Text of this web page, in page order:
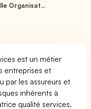
Organisat...
est un métier
entreprises et
par les assureurs et
inhérents à
qualité services.